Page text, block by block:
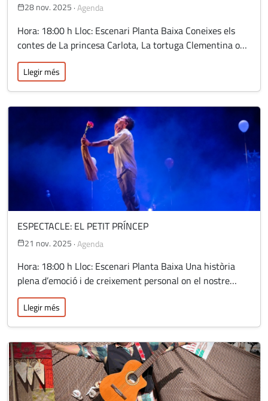
28 nov. 2025 ·Agenda
Hora: 18:00 h Lloc: Escenari Planta Baixa Coneixes els
contes de La princesa Carlota, La tortuga Clementina o…
Llegir més
ESPECTACLE: EL PETIT PRÍNCEP
21 nov. 2025 · Agenda
Hora: 18:00 h Lloc: Escenari Planta Baixa Una història
plena d’emoció i de creixement personal on el nostre…
Llegir més